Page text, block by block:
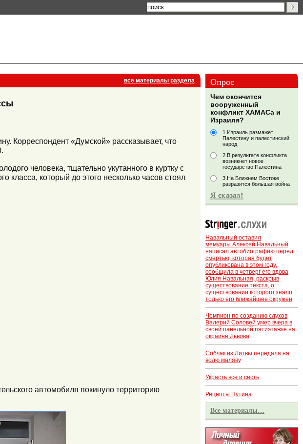
все материалы раздела
Корреспондент «Думской» рассказывает, что
человека, тщательно укутанного в куртку с
который до этого несколько часов стоял
автомобиля покинуло территорию
Опрос
Чем окончится
вооруженный
конфликт ХАМАСа и
Израиля?
1.Израиль размажет
Палестину и палестинский
народ
2.В результате конфликта
возникнет новое
государство Палестина
3.На Ближнем Востоке
разразится большая война
Навальный оставил
мемуары.Алексей Навальный
написал автобиографию перед
смертью, которая будет
опубликована в этом году,
сообщила в четверг его вдова
Юлия Навальная, раскрыв
существование текста, о
существовании которого знало
только его ближайшее окружен
Чемпион по созданию слухов
Валерий Соловей умер вчера в
своей панельной пятиэтажке на
окраине Львова
Собчак из Литвы передала на
волю маляву
Украсть все и сесть
Рецепты Путина
Все материалы…